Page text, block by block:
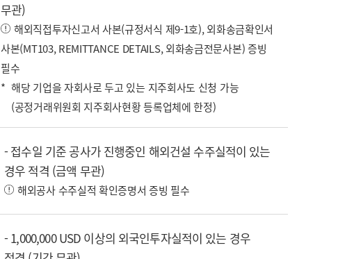
무관)
해외직접투자신고서 사본(규정서식 제9-1호), 외화송금확인서
사본(MT103, REMITTANCE DETAILS, 외화송금전문사본) 증빙
필수
해당 기업을 자회사로 두고 있는 지주회사도 신청 가능
(공정거래위원회 지주회사현황 등록업체에 한정)
- 접수일 기준 공사가 진행중인 해외건설 수주실적이 있는
경우 적격 (금액 무관)
해외공사 수주실적 확인증명서 증빙 필수
- 1,000,000 USD 이상의 외국인투자실적이 있는 경우